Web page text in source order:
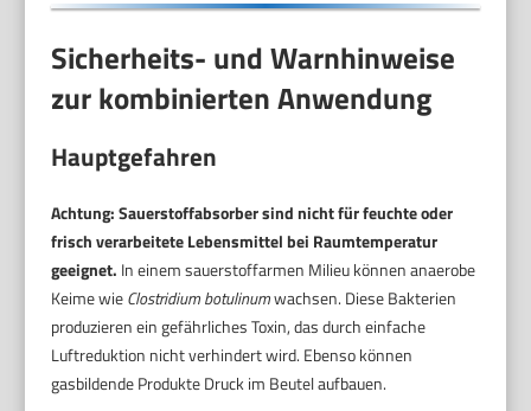
Sicherheits- und Warnhinweise
zur kombinierten Anwendung
Hauptgefahren
Achtung: Sauerstoffabsorber sind nicht für feuchte oder
frisch verarbeitete Lebensmittel bei Raumtemperatur
geeignet. In einem sauerstoffarmen Milieu können anaerobe
Keime wieClostridium botulinumwachsen. Diese Bakterien
produzieren ein gefährliches Toxin, das durch einfache
Luftreduktion nicht verhindert wird. Ebenso können
gasbildende Produkte Druck im Beutel aufbauen.